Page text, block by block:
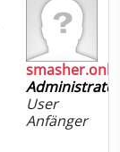
User
Anfänger